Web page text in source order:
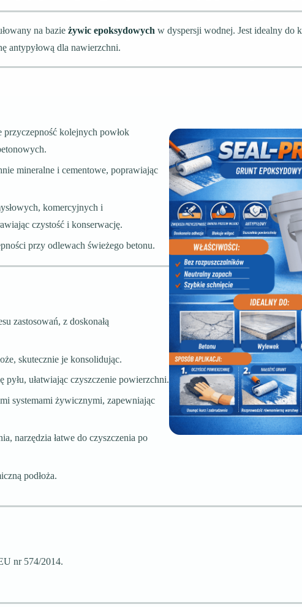
na bazie żywic epoksydowych w dyspersji wodnej. Jest idealny do
antypyłową dla nawierzchni.
przyczepność kolejnych powłok
mineralne i cementowe, poprawiając
komercyjnych i
czystość i konserwację.
przy odlewach świeżego betonu.
zastosowań, z doskonałą
skutecznie je konsolidując.
pyłu, ułatwiając czyszczenie powierzchni.
systemami żywicznymi, zapewniając
narzędzia łatwe do czyszczenia po
podłoża.
nr 574/2014.